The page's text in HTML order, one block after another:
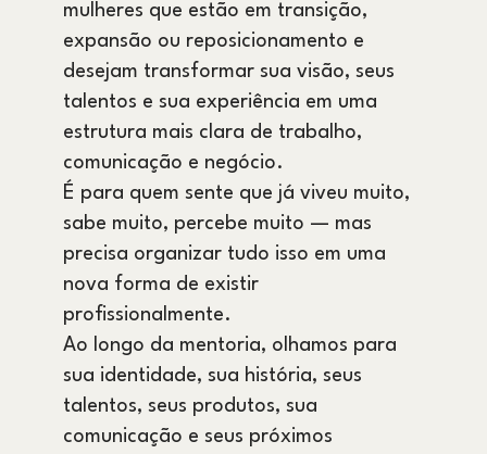
mulheres que estão em transição,
expansão ou reposicionamento e
desejam transformar sua visão, seus
talentos e sua experiência em uma
estrutura mais clara de trabalho,
comunicação e negócio.
É para quem sente que já viveu muito,
sabe muito, percebe muito — mas
precisa organizar tudo isso em uma
nova forma de existir
profissionalmente.
Ao longo da mentoria, olhamos para
sua identidade, sua história, seus
talentos, seus produtos, sua
comunicação e seus próximos